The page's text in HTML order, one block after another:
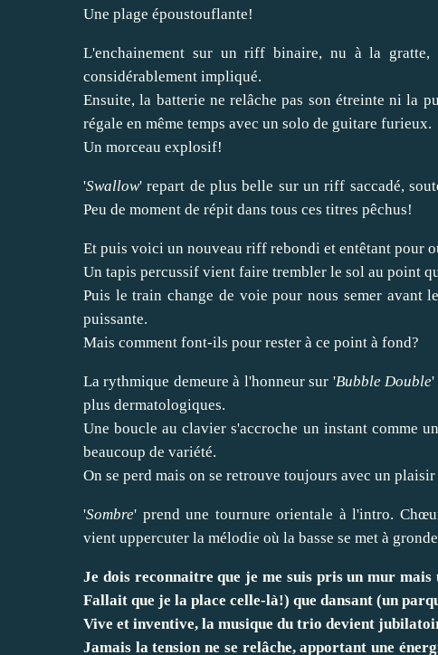
Une plage époustouflante!
L'enchainement sur un riff binaire, nu à la gratte,
considérablement impliqué.
Ensuite, la batterie ne relâche pas son étreinte ni la
régale en même temps avec un solo de guitare furieux.
Un morceau explosif!
'Swallow' repart de plus belle sur un riff saccadé,
Peu de moment de répit dans tous ces titres pêchus!
Et puis voici un nouveau riff rebondi et entêtant pour
Un tapis percussif vient faire trembler le sol au point
Puis le train change de voie pour nous semer avant
puissante.
Mais comment font-ils pour rester à ce point à fond?
La rythmique demeure à l'honneur sur 'Bubble Double'
plus dermatologiques.
Une boucle au clavier s'accroche un instant comme
beaucoup de variété.
On se perd mais on se retrouve toujours avec un plaisir
'Sombre' prend une tournure orientale à l'intro.
vient uppercuter la mélodie où la basse se met à
Je dois reconnaitre que je me suis pris un mur
Fallait que je la place celle-là!) que dansant (un
Vive et inventive, la musique du trio devient
Jamais la tension ne se relâche, apportant une